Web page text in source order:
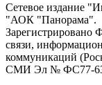
Сетевое издание
"АОК "Панорама".
Зарегистрировано
связи,
коммуникаций
СМИ Эл № ФС77-